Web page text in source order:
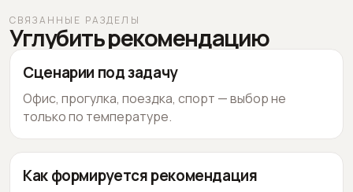
СВЯЗАННЫЕ РАЗДЕЛЫ
Углубить рекомендацию
Сценарии под задачу
Офис, прогулка, поездка, спорт — выбор не
только по температуре.
Как формируется рекомендация